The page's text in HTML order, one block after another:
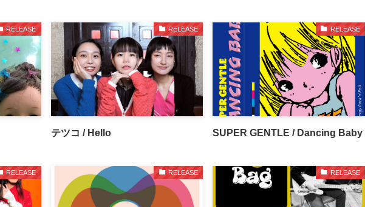
RELEASE RELEASE
テツコ / Hello
RELEASE
SUPER GENTLE / Dancing Baby
RELEASE RELEASE RELEASE